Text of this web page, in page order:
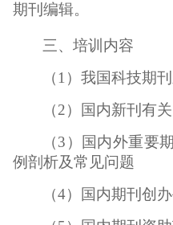
期刊编辑。
三、培训内容
（1）我国科技期
（2）国内新刊有
（3）国内外重要
例剖析及常见问题
（4）国内期刊创